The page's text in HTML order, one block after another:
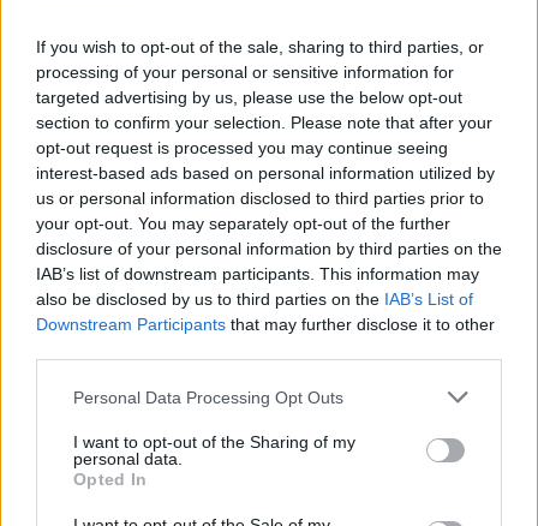
If you wish to opt-out of the sale, sharing to third parties, or
processing of your personal or sensitive information for
targeted advertising by us, please use the below opt-out
section to confirm your selection. Please note that after your
opt-out request is processed you may continue seeing
interest-based ads based on personal information utilized by
us or personal information disclosed to third parties prior to
your opt-out. You may separately opt-out of the further
disclosure of your personal information by third parties on the
IAB’s list of downstream participants. This information may
also be disclosed by us to third parties on the IAB’s List of
Downstream Participants that may further disclose it to other
Please note that this website/app uses one or more Google
not limited to your visit or usage behaviour. You may click to
grant or deny consent to Google and its third-party tags to
use your data for below specified purposes in below Google
consent section.
Personal Data Processing Opt Outs
I want to opt-out of the Sharing of my
personal data.
Opted In
Διαβάστε περισσότερα
Αεροδρόμιο
«Μακεδονία»: Πτήση